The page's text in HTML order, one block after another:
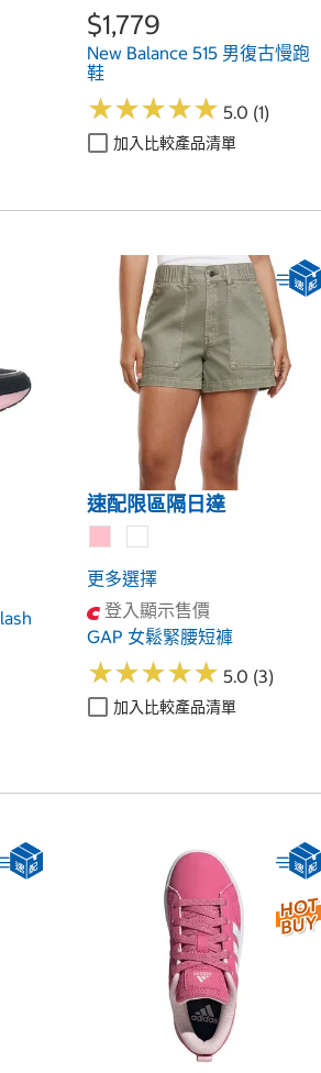
$1,779
New Balance 515 男復古慢跑
鞋
★★★★★
★★★★★ 5.0 (1)
加入比較產品清單
速配限區隔日達
更多選擇
登入顯示售價
GAP 女鬆緊腰短褲
★★★★★
★★★★★ 5.0 (3)
加入比較產品清單